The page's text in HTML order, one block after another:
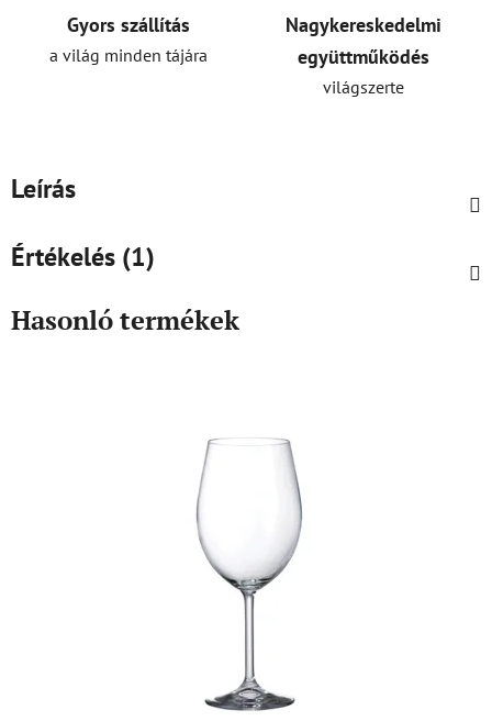
Gyors szállítás
a világ minden tájára
Nagykereskedelmi
együttműködés
világszerte
Leírás
Értékelés (1)
Hasonló termékek